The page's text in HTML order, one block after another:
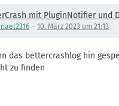
mit PluginNotifier und
10. März 2023 um 21:13
das bettercrashlog hin
zu finden